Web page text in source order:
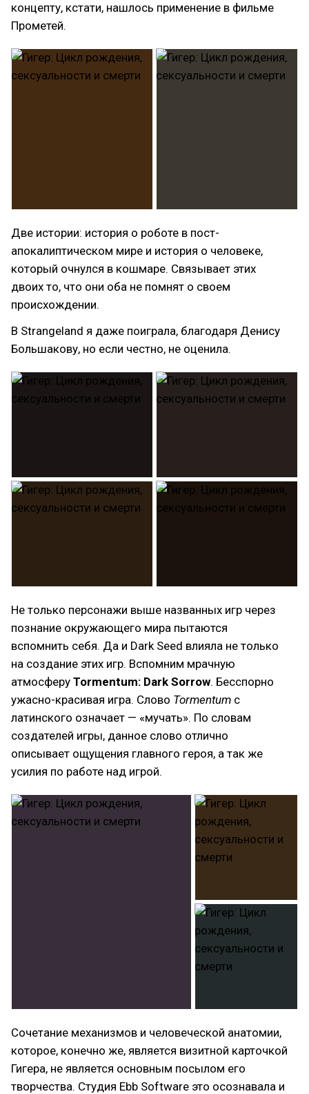
концепту, кстати, нашлось применение в фильме
Прометей.
Две истории: история о роботе в пост-
апокалиптическом мире и история о человеке,
который очнулся в кошмаре. Связывает этих
двоих то, что они оба не помнят о своем
происхождении.
В Strangeland я даже поиграла, благодаря Денису
Большакову, но если честно, не оценила.
Не только персонажи выше названных игр через
познание окружающего мира пытаются
вспомнить себя. Да и Dark Seed влияла не только
на создание этих игр. Вспомним мрачную
атмосферу Tormentum: Dark Sorrow. Бесспорно
ужасно-красивая игра. Слово Tormentum с
латинского означает — «мучать». По словам
создателей игры, данное слово отлично
описывает ощущения главного героя, а так же
усилия по работе над игрой.
Сочетание механизмов и человеческой анатомии,
которое, конечно же, является визитной карточкой
Гигера, не является основным посылом его
творчества. Студия Ebb Software это осознавала и